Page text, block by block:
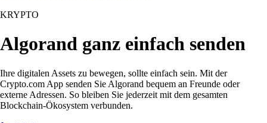
KRYPTO
Algorand ganz einfach senden
Ihre digitalen Assets zu bewegen, sollte einfach sein. Mit der
Crypto.com App senden Sie Algorand bequem an Freunde oder
externe Adressen. So bleiben Sie jederzeit mit dem gesamten
Blockchain-Ökosystem verbunden.